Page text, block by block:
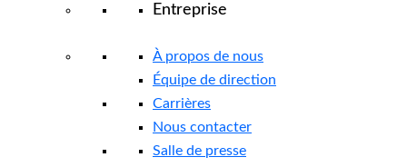
Entreprise
À propos de nous
Équipe de direction
Carrières
Nous contacter
Salle de presse